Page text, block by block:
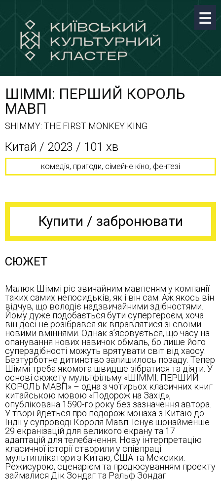
ШІММІ: ПЕРШИЙ КОРОЛЬ
МАВП
SHIMMY: THE FIRST MONKEY KING
Китай / 2023 / 101 хв
комедія, пригоди, сімейне кіно, фентезі
Купити / забронювати
СЮЖЕТ
Малюк Шіммі ріс звичайним мавпеням у компанії
таких самих непосидьків, як і він сам. Аж якось він
відчув, що володіє надзвичайними здібностями.
Йому дуже подобається бути супергероєм, хоча
він досі не розібрався як вправлятися зі своїми
новими вміннями. Однак з’ясовується, що часу на
опанування нових навичок обмаль, бо лише його
суперздібності можуть врятувати світ від хаосу.
Безтурботне дитинство залишилось позаду. Тепер
Шіммі треба якомога швидше зібратися та діяти. У
основі сюжету мультфільму «ШІММІ: ПЕРШИЙ
КОРОЛЬ МАВП» – одна з чотирьох класичних книг
китайською мовою «Подорож на Захід»,
опублікована 1590-го року без зазначення автора.
У творі йдеться про подорож монаха з Китаю до
Індії у супроводі Короля Мавп. Існує щонайменше
29 екранізацій для великого екрану та 17
адаптацій для телебачення. Нову інтерпретацію
класичної історії створили у співпраці
мультиплікатори з Китаю, США та Мексики.
Режисурою, сценарієм та продюсуванням проекту
займалися Дік Зондаг та Ральф Зондаг